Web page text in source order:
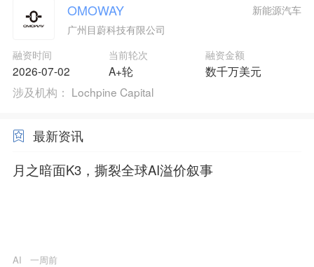
OMOWAY
广州目蔚科技有限公司
融资时间
2026-07-02
当前轮次
A+轮
融资金额
数千万美元
新能源汽车
涉及机构： Lochpine Capital
最新资讯
月之暗面K3，撕裂全球AI溢价叙事
AI 一周前